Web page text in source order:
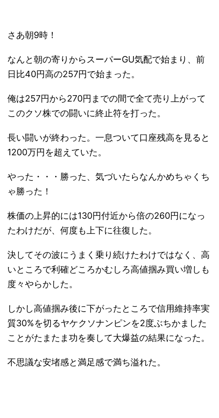
さあ朝9時！
なんと朝の寄りからスーパーGU気配で始まり、前
日比40円高の257円で始まった。
俺は257円から270円までの間で全て売り上がって
このクソ株での闘いに終止符を打った。
長い闘いが終わった。一息ついて口座残高を見ると
1200万円を超えていた。
やった・・・勝った、気づいたらなんかめちゃくち
ゃ勝った！
株価の上昇的には130円付近から倍の260円になっ
たわけだが、何度も上下に往復した。
決してその波にうまく乗り続けたわけではなく、高
いところで利確どころかむしろ高値掴み買い増しも
度々やらかした。
しかし高値掴み後に下がったところで信用維持率実
質30%を切るヤケクソナンピンを2度ぶちかました
ことがたまたま功を奏して大爆益の結果になった。
不思議な安堵感と満足感で満ち溢れた。